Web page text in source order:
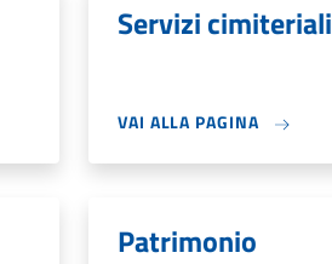
Servizi cimiteriali
VAI ALLA PAGINA
Patrimonio